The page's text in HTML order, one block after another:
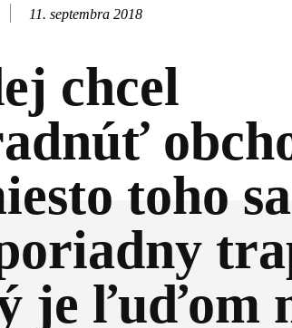
11. septembra 2018
chcel
toho
je ľuďom